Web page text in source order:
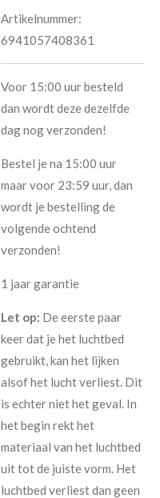
Artikelnummer:
6941057408361
Voor 15:00 uur besteld
dan wordt deze dezelfde
dag nog verzonden!
Bestel je na 15:00 uur
maar voor 23:59 uur, dan
wordt je bestelling de
volgende ochtend
verzonden!
1 jaar garantie
Let op: De eerste paar
keer dat je het luchtbed
gebruikt, kan het lijken
alsof het lucht verliest. Dit
is echter niet het geval. In
het begin rekt het
materiaal van het luchtbed
uit tot de juiste vorm. Het
luchtbed verliest dan geen